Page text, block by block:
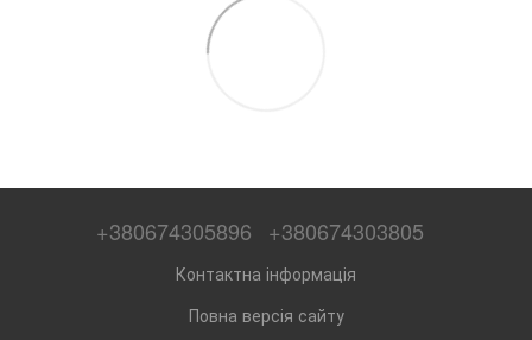
+380674305896 +380674303805
Контактна інформація
Повна версія сайту